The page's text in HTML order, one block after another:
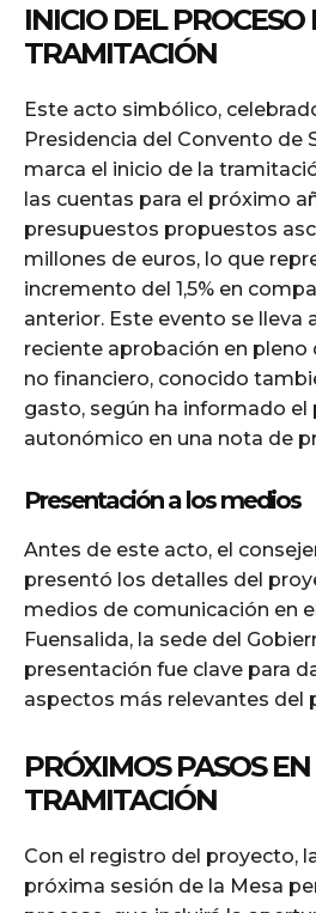
INICIO DEL PROCESO
TRAMITACIÓN
Este acto simbólico,
Presidencia del Convento de
marca el inicio de la
las cuentas para el próximo
presupuestos propuestos
millones de euros, lo que
incremento del 1,5% en
anterior. Este evento se lleva
reciente aprobación en
no financiero, conocido
gasto, según ha informado el
autonómico en una nota de
Presentación a los medios
Antes de este acto, el
presentó los detalles del
medios de comunicación en
Fuensalida, la sede del
presentación fue clave para
aspectos más relevantes del
PRÓXIMOS PASOS
TRAMITACIÓN
Con el registro del proyecto,
próxima sesión de la Mesa